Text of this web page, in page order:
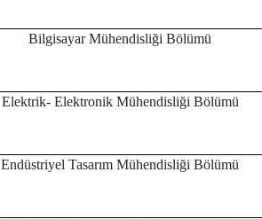
Bilgisayar Mühendisliği Bölümü
Elektrik- Elektronik Mühendisliği Bölümü
Endüstriyel Tasarım Mühendisliği Bölümü